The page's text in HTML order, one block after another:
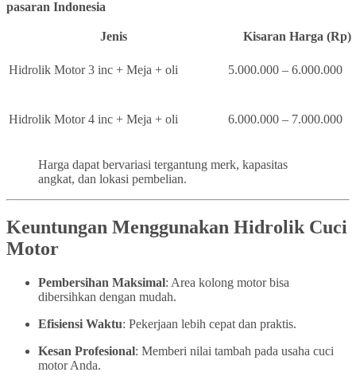
pasaran Indonesia
Jenis Kisaran Harga (Rp)
Hidrolik Motor 3 inc + Meja + oli 5.000.000 – 6.000.000
Hidrolik Motor 4 inc + Meja + oli 6.000.000 – 7.000.000
Harga dapat bervariasi tergantung merk, kapasitas
angkat, dan lokasi pembelian.
Keuntungan Menggunakan Hidrolik Cuci
Motor
Pembersihan Maksimal: Area kolong motor bisa
dibersihkan dengan mudah.
Efisiensi Waktu: Pekerjaan lebih cepat dan praktis.
Kesan Profesional: Memberi nilai tambah pada usaha cuci
motor Anda.